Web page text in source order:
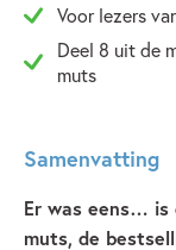
Voor lezers
Deel 8 uit de
muts
Samenvatting
Er was eens… is
muts, de